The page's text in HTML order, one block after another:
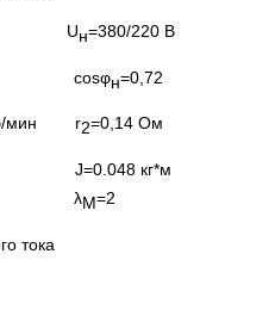
Uн=380/220 В
В cosφн=0,72
мин r2=0,14 Ом
J=0.048 кг*м
А λМ=2
тока